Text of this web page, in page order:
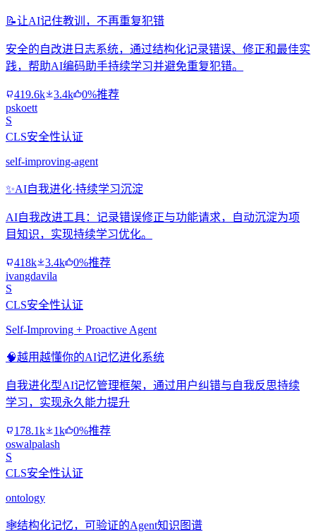
📝让AI记住教训，不再重复犯错
安全的自改进日志系统，通过结构化记录错误、修正和最佳实
践，帮助AI编码助手持续学习并避免重复犯错。
419.6k 3.4k
0%推荐
pskoett
S
CLS安全性认证
self-improving-agent
✨AI自我进化·持续学习沉淀
AI自我改进工具：记录错误修正与功能请求，自动沉淀为项
目知识，实现持续学习优化。
418k 3.4k
0%推荐
ivangdavila
S
CLS安全性认证
Self-Improving + Proactive Agent
🧠越用越懂你的AI记忆进化系统
自我进化型AI记忆管理框架，通过用户纠错与自我反思持续
学习，实现永久能力提升
178.1k 1k
0%推荐
oswalpalash
S
CLS安全性认证
ontology
🕸️结构化记忆，可验证的Agent知识图谱